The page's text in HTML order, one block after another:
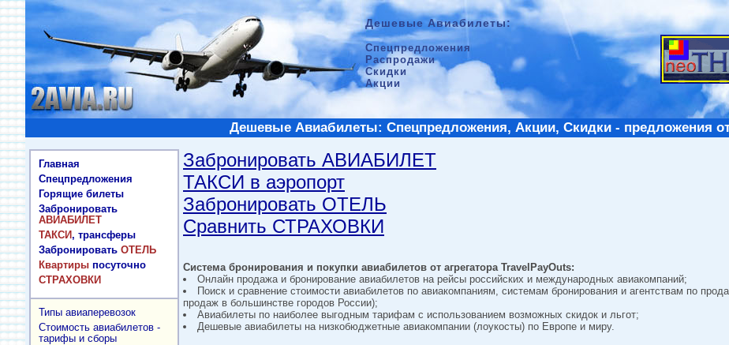
Дешевые Авиабилеты:
Спецпредложения
Распродажи
Скидки
Акции
Дешевые Авиабилеты: Спецпредложения, Акции, Скидки - предложения
Главная
Спецпредложения
Горящие билеты
Забронировать
АВИАБИЛЕТ
ТАКСИ, трансферы
Забронировать ОТЕЛЬ
Квартиры посуточно
СТРАХОВКИ
Типы авиаперевозок
Стоимость авиабилетов -
тарифы и сборы
Забронировать АВИАБИЛЕТ
ТАКСИ в аэропорт
Забронировать ОТЕЛЬ
Сравнить СТРАХОВКИ
Система бронирования и покупки авиабилетов от агрегатора TravelPayOuts:
Онлайн продажа и бронирование авиабилетов на рейсы российских и международных авиакомпаний;
Поиск и сравнение стоимости авиабилетов по авиакомпаниям, системам бронирования и агентствам по
продаж в большинстве городов России);
Авиабилеты по наиболее выгодным тарифам с использованием возможных скидок и льгот;
Дешевые авиабилеты на низкобюджетные авиакомпании (лоукосты) по Европе и миру.